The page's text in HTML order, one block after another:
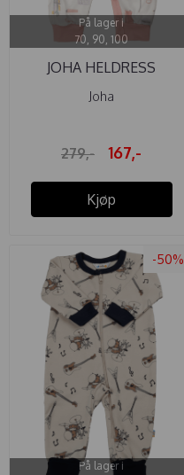
På lager i
70, 90, 100
JOHA HELDRESS
BAMBUS ...
Joha
279,- 167,-
Kjøp
-50%
På lager i